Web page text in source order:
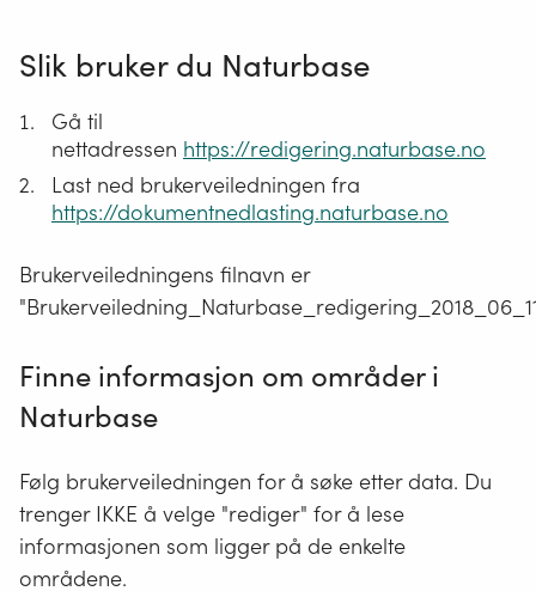
Slik bruker du Naturbase
Gå til
nettadressen https://redigering.naturbase.no
Last ned brukerveiledningen fra
https://dokumentnedlasting.naturbase.no
Brukerveiledningens filnavn er
Finne informasjon om områder i
Naturbase
Følg brukerveiledningen for å søke etter data. Du
trenger IKKE å velge "rediger" for å lese
informasjonen som ligger på de enkelte
områdene.